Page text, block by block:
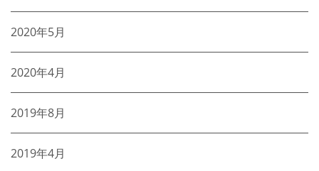
2020年5月
2020年4月
2019年8月
2019年4月